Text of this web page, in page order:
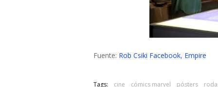
Fuente: Rob Csiki Facebook, Empire
Tags: cine cómics marvel pósters